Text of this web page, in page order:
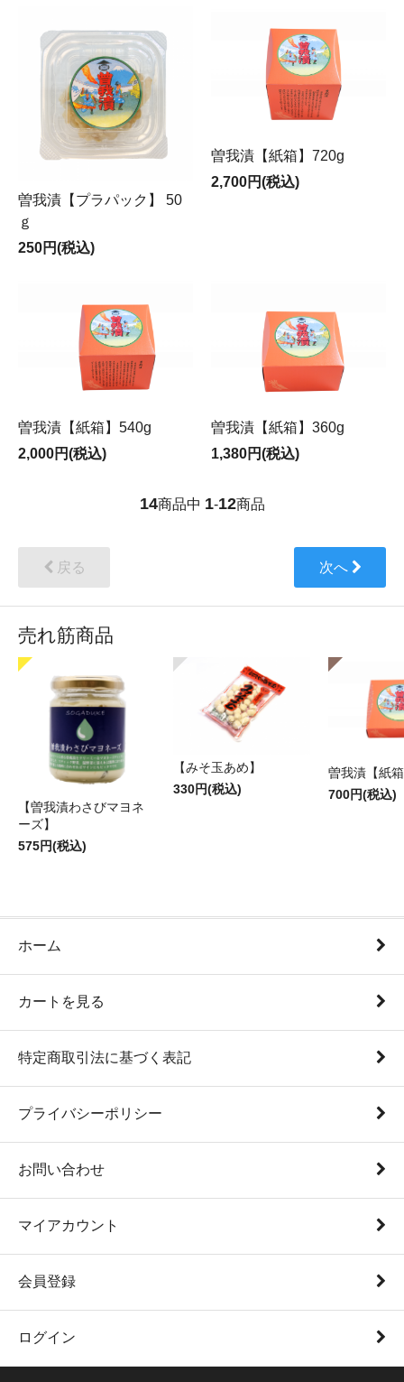
曽我漬【プラパック】 50
ｇ
250円(税込)
曽我漬【紙箱】720g
2,700円(税込)
曽我漬【紙箱】540g
2,000円(税込)
曽我漬【紙箱】360g
1,380円(税込)
14商品中 1-12商品
戻る 次へ
売れ筋商品
【曽我漬わさびマヨネ
ーズ】
575円(税込)
【みそ玉あめ】
330円(税込)
曽我漬【紙
700円(税込)
ホーム
カートを見る
特定商取引法に基づく表記
プライバシーポリシー
お問い合わせ
マイアカウント
会員登録
ログイン